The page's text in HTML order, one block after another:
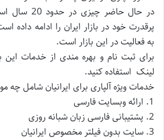
در حال
پرقدرت خود در بازار ایران را ادامه داده
به فعالیت در این بازار است.
برای ثبت نام و بهره مندی از خدمات این
لینک استفاده کنید.
خدمات ویژه آلپاری برای ایرانیان شامل چه
1. ارائه وبسایت فارسی
2. پشتیبانی فارسی زبان شبانه روزی
3. سایت بدون فیلتر مخصوص ایرانیان